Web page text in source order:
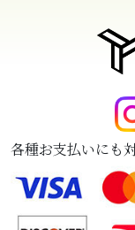
各種お支払いにも